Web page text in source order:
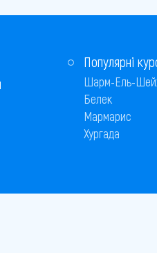
Популярні
Шарм-Ель-
Белек
Мармарис
Хургада